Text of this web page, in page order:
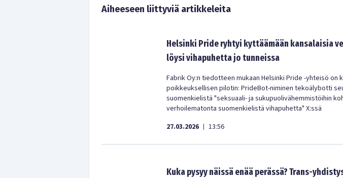
Aiheeseen liittyviä artikkeleita
Helsinki Pride ryhtyi kyttäämään kansalaisia
löysi vihapuhetta jo tunneissa
Fabrik Oy:n tiedotteen mukaan Helsinki Pride -yhteisö on
poikkeuksellisen pilotin: PrideBot-niminen tekoälybotti
suomenkielistä "seksuaali- ja sukupuolivähemmistöihin
verhoilematonta suomenkielistä vihapuhetta" X:ssä
27.03.2026 | 13:56
Kuka pysyy näissä enää perässä? Trans-